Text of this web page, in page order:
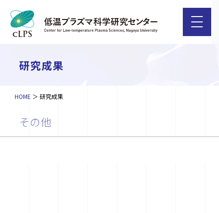
研究成果
HOME 研究成果
その他